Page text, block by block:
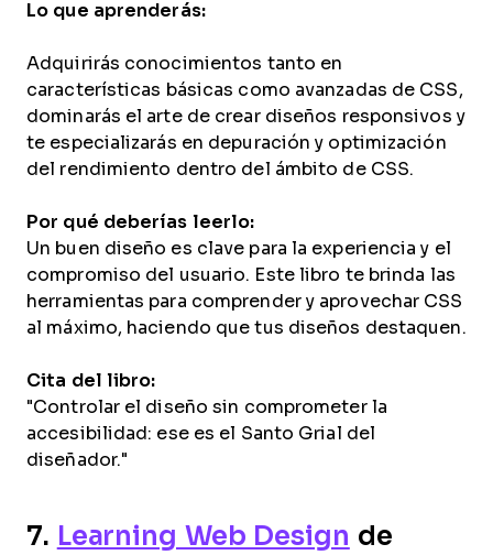
Lo que aprenderás:
Adquirirás conocimientos tanto en
características básicas como avanzadas de CSS,
dominarás el arte de crear diseños responsivos y
te especializarás en depuración y optimización
del rendimiento dentro del ámbito de CSS.
Por qué deberías leerlo:
Un buen diseño es clave para la experiencia y el
compromiso del usuario. Este libro te brinda las
herramientas para comprender y aprovechar CSS
al máximo, haciendo que tus diseños destaquen.
Cita del libro:
"Controlar el diseño sin comprometer la
accesibilidad: ese es el Santo Grial del
diseñador."
7. Learning Web Design de